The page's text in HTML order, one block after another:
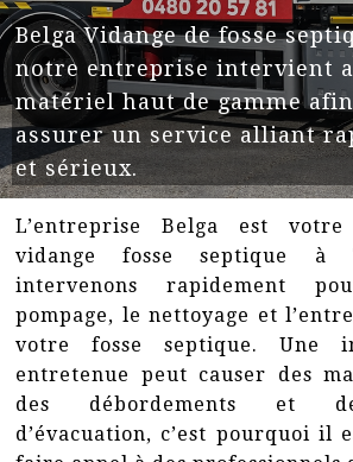
Belga Vidange de fosse
notre entreprise intervient
matériel haut de gamme
assurer un service alliant
et sérieux.
L’entreprise Belga est
vidange fosse septique à
intervenons rapidement
pompage, le nettoyage et
votre fosse septique. Une
entretenue peut causer des
des débordements et
d’évacuation, c’est pourquoi il